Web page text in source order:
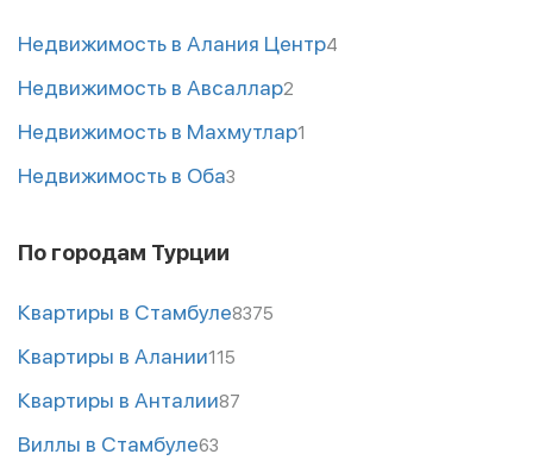
Недвижимость в Алания Центр4
Недвижимость в Авсаллар2
Недвижимость в Махмутлар1
Недвижимость в Оба3
По городам Турции
Квартиры в Стамбуле8375
Квартиры в Алании115
Квартиры в Анталии87
Виллы в Стамбуле63